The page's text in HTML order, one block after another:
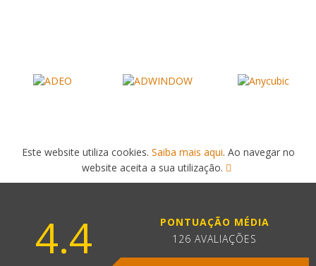
Este website utiliza cookies. Saiba mais aqui. Ao navegar no
website aceita a sua utilização.
4.4
PONTUAÇÃO MÉDIA
126 AVALIAÇÕES